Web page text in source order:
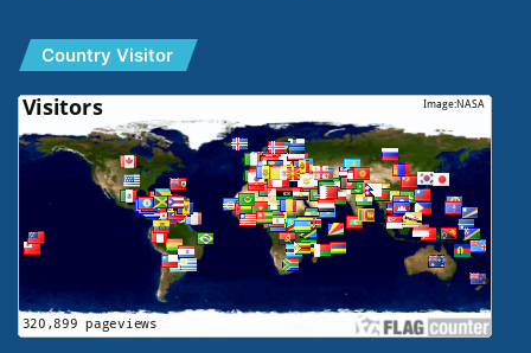
Country Visitor